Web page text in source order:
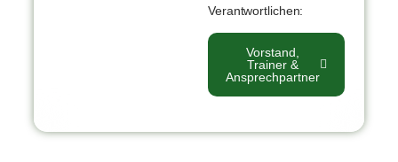
Verantwortlichen:
Vorstand,
Trainer &
Ansprechpartner